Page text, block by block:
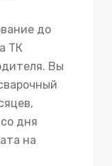
до
ТК
Вы
дня
на